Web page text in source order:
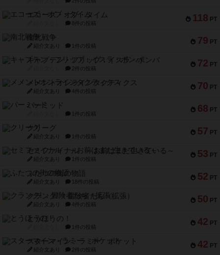
118 PT
エコーズ・オブ・タイム
8件の投稿
79 PT
南北戦争
紹介文あり 1件の投稿
72 PT
キャプテン・フリップ：イスラ・ボンバ
2件の投稿
70 PT
メメントオンラインタクティクス
紹介文あり 4件の投稿
68 PT
パーミッド
1件の投稿
57 PT
クリーグ
紹介文あり 1件の投稿
53 PT
セミファイナル ～お前はまだ生きている～
紹介文あり 1件の投稿
52 PT
ふたつの街の物語
紹介文あり 18件の投稿
50 PT
クランク! ：冒険者たち（拡張）
紹介文あり 4件の投稿
42 PT
とうほうの！
1件の投稿
42 PT
スターマイン・ラミー ポケット
紹介文あり 2件の投稿